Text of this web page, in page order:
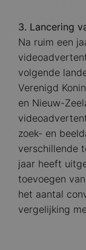
3. Lancering
Na ruim een
volgende
Verenigd
en Nieuw-
zoek- en
verschillende
jaar heeft
toevoegen
het aantal
vergelijking